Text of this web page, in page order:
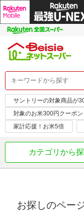
サントリーの対象商品が
対象のお米300円クーポン
家計応援！お米5倍
カテゴリから
お探しのペー